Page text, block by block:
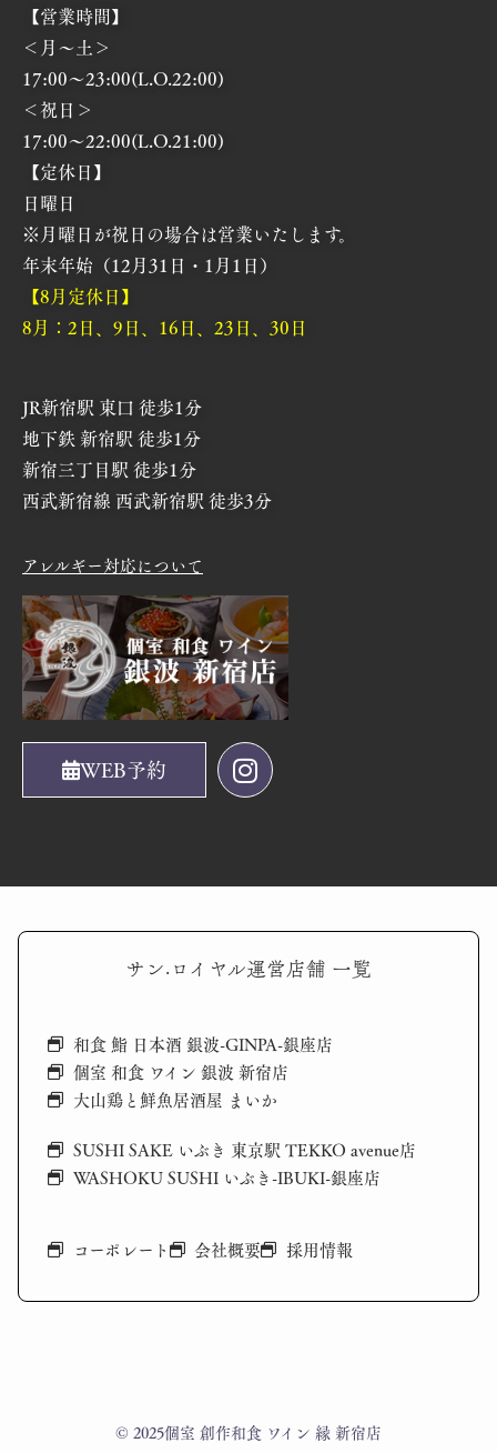
【営業時間】
＜月～土＞
17:00～23:00(L.O.22:00)
＜祝日＞
17:00～22:00(L.O.21:00)
【定休日】
日曜日
※月曜日が祝日の場合は営業いたします。
年末年始（12月31日・1月1日）
【8月定休日】
8月：2日、9日、16日、23日、30日
JR新宿駅 東口 徒歩1分
地下鉄 新宿駅 徒歩1分
新宿三丁目駅 徒歩1分
西武新宿線 西武新宿駅 徒歩3分
アレルギー対応について
WEB予約
サン·ロイヤル運営店舗 一覧
和食 鮨 日本酒 銀波-GINPA-銀座店
個室 和食 ワイン 銀波 新宿店
大山鶏と鮮魚居酒屋 まいか
SUSHI SAKE いぶき 東京駅 TEKKO avenue店
WASHOKU SUSHI いぶき-IBUKI-銀座店
コーポレート 会社概要 採用情報
© 2025個室 創作和食 ワイン 縁 新宿店